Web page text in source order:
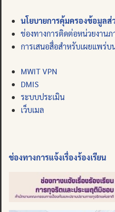
นโยบายการคุ้มครองข้อมูล
ช่องทางการติดต่อหน่วยงานภ
การเสนอสื่อสำหรับเผยแพร่บ
MWIT VPN
DMIS
ระบบประเมิน
เว็บเมล
ช่องทางการแจ้งเรื่องร้องเรียน